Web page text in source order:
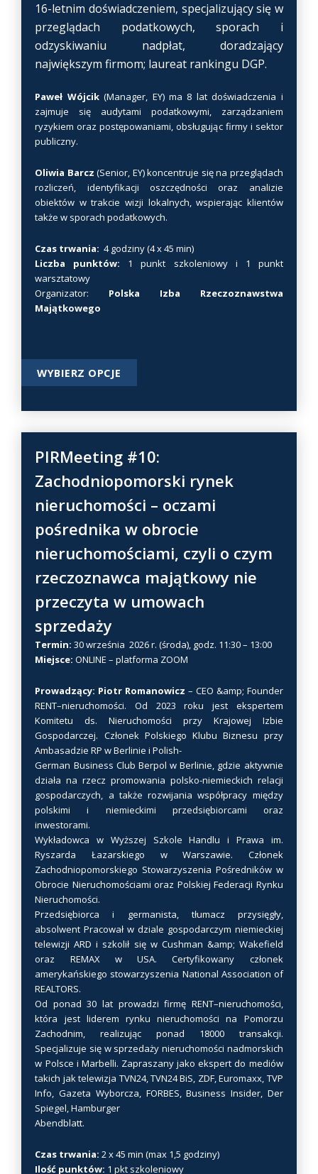
r
a
n
s
t
r
i
e
p
o
d
k
16-letnim doświadczeniem, specjalizujący się w
przeglądach podatkowych, sporach i
odzyskiwaniu nadpłat, doradzający
największym firmom; laureat rankingu DGP.
Paweł Wójcik(Manager, EY) ma 8 lat doświadczenia i
zajmuje się audytami podatkowymi, zarządzaniem
ryzykiem oraz postępowaniami, obsługując firmy i sektor
publiczny.
Oliwia Barcz (Senior, EY) koncentruje się na przeglądach
rozliczeń, identyfikacji oszczędności oraz analizie
obiektów w trakcie wizji lokalnych, wspierając klientów
także w sporach podatkowych.
Czas trwania: 4 godziny (4 x 45 min)
Liczba punktów: 1 punkt szkoleniowy i 1 punkt
warsztatowy
Organizator: Polska Izba Rzeczoznawstwa
Majątkowego
WYBIERZ OPCJE
e
r
o
u
k
m
a
w
e
e
w
r
i
a
n
t
ó
w
.
p
c
m
o
ż
n
a
y
b
r
a
ć
n
t
r
PIRMeeting #10:
Zachodniopomorski rynek
nieruchomości – oczami
pośrednika w obrocie
nieruchomościami, czyli o czym
rzeczoznawca majątkowy nie
przeczyta w umowach
sprzedaży
Termin: 30 września 2026 r. (środa), godz. 11:30 – 13:00
Miejsce: ONLINE – platforma ZOOM
Prowadzący: Piotr Romanowicz – CEO &amp; Founder
RENT–nieruchomości. Od 2023 roku jest ekspertem
Komitetu ds. Nieruchomości przy Krajowej Izbie
Gospodarczej. Członek Polskiego Klubu Biznesu przy
Ambasadzie RP w Berlinie i Polish-
German Business Club Berpol w Berlinie, gdzie aktywnie
działa na rzecz promowania polsko-niemieckich relacji
gospodarczych, a także rozwijania współpracy między
polskimi i niemieckimi przedsiębiorcami oraz
inwestorami.
Wykładowca w Wyższej Szkole Handlu i Prawa im.
Ryszarda Łazarskiego w Warszawie. Członek
Zachodniopomorskiego Stowarzyszenia Pośredników w
Obrocie Nieruchomościami oraz Polskiej Federacji Rynku
Nieruchomości.
Przedsiębiorca i germanista, tłumacz przysięgły,
absolwent Pracował w dziale gospodarczym niemieckiej
telewizji ARD i szkolił się w Cushman &amp; Wakefield
oraz REMAX w USA. Certyfikowany członek
amerykańskiego stowarzyszenia National Association of
REALTORS.
Od ponad 30 lat prowadzi firmę RENT–nieruchomości,
która jest liderem rynku nieruchomości na Pomorzu
Zachodnim, realizując ponad 18000 transakcji.
Specjalizuje się w sprzedaży nieruchomości nadmorskich
w Polsce i Marbelli. Zapraszany jako ekspert do mediów
takich jak telewizja TVN24, TVN24 BiS, ZDF, Euromaxx, TVP
Info, Gazeta Wyborcza, FORBES, Business Insider, Der
Spiegel, Hamburger
Abendblatt.
Czas trwania: 2 x 45 min (max 1,5 godziny)
Ilość punktów: 1 pkt szkoleniowy